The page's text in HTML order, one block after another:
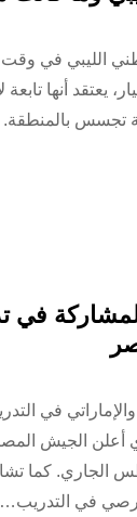
الليبي في
يعتقد أنها
تجسس بالمنطقة.
في
في
– 2″، الذي أعلن
21 آب/ أغسطس الجاري.
في التدريب…